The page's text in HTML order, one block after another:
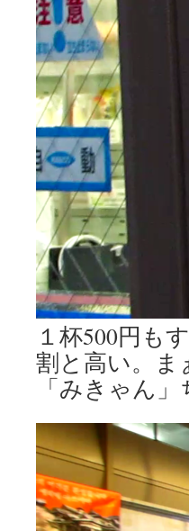
１杯500円も
割と高い。ま
「みきゃん